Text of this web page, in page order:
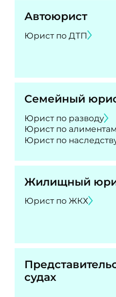
Автоюрист
Юрист по ДТП
Семейный
Юрист по разводу
Юрист по алиментам
Юрист по
Жилищный
Юрист по ЖКХ
судах